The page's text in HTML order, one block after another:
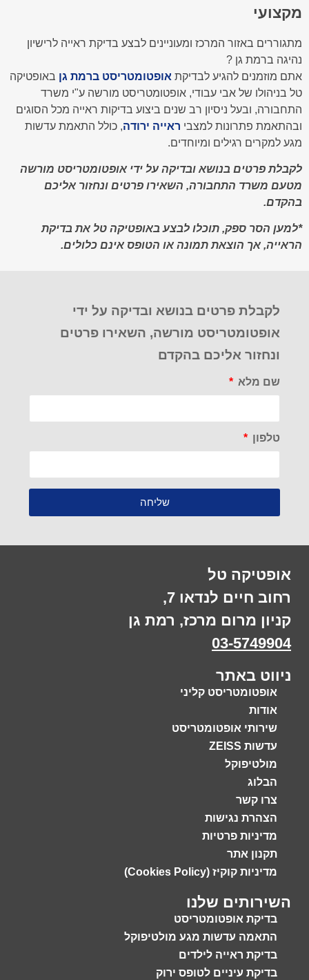
מקצועי
מתגוררים באזור המרכז ומעוניינים לבצע בדיקת ראייה לרישיון
נהיגה ברמת גן ?
אתם מוזמנים להגיע לבדיקת אופטומטריסט ברמת גן באופטיקה
טל בניהולו של אבי עבודי, אופטומטריסט מורשה ע"י משרד
התחבורה, ובעל ניסיון רב שנים ביצוע בדיקות ראייה מכל הסוגים
ובהתאמת פתרונות למצבי ראייה ירודה, כולל התאמת עדשות
מגע למקרים רגילים ומיוחדים.
לקבלת פרטים בנושא ובדיקה על ידי אופטומטריסט מורשה
מטעם משרד התחבורה, השאירו פרטים ונחזור אליכם
בהקדם.
*למען הסר ספק, תוכלו לבצע באופטיקה טל את בדיקת
הראייה, אך הוצאת תמונה או הטופס אינם כלולים.
לקבלת פרטים בנושא ובדיקה על ידי
אופטומטריסט מורשה, השאירו פרטים
ונחזור אליכם בהקדם
שם מלא
טלפון
שליחה
אופטיקה טל
רחוב חיים לנדאו 7,
קניון מרום מרכז, רמת גן
03-5749904
ניווט באתר
אופטומטריסט קליני
אודות
שירותי אופטומטריסט
עדשות ZEISS
מולטיפוקל
הבלוג
צרו קשר
הצהרת נגישות
מדיניות פרטיות
תקנון אתר
מדיניות קוקיז (Cookies Policy)
השירותים שלנו
בדיקת אופטומטריסט
התאמה עדשות מגע מולטיפוקל
בדיקת ראייה לילדים
בדיקת עיניים לטופס ירוק